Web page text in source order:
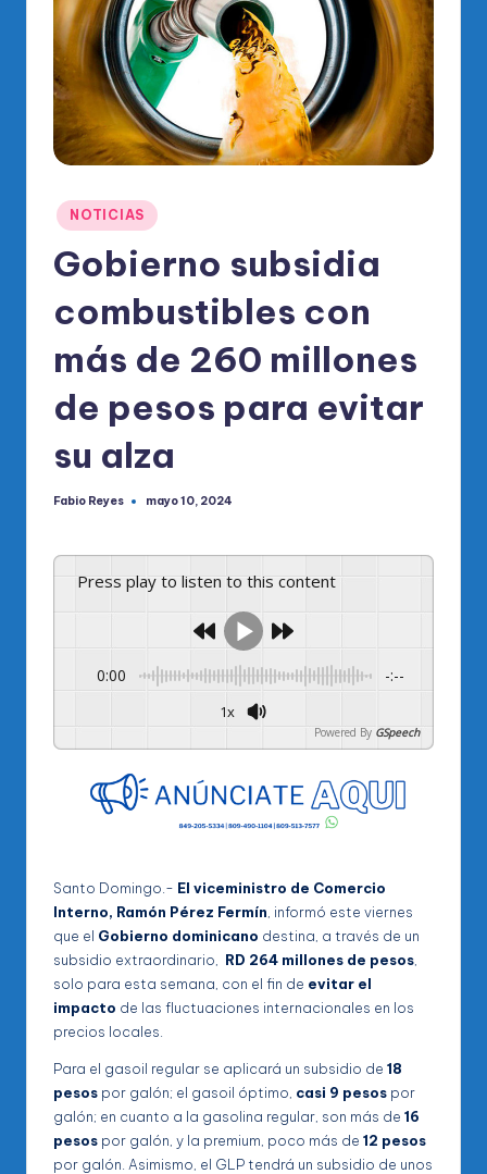
di
o
O
ci
al
el
Publicado
en
NOTICIAS
Gobierno subsidia
combustibles con
más de 260 millones
de pesos para evitar
su alza
Publicado
Fabio Reyes mayo 10, 2024
Press play to listen to this content
0:00 -:--
1x
Powered By GSpeech
Santo Domingo.- El viceministro de Comercio
Interno, Ramón Pérez Fermín , informó este viernes
que el Gobierno dominicano destina, a través de un
subsidio extraordinario, RD 264 millones de pesos
solo para esta semana, con el fin de evitar el
impacto de las fluctuaciones internacionales en los
precios locales.
Para el gasoil regular se aplicará un subsidio de 18
pesos por galón; el gasoil óptimo, casi 9 pesos por
galón; en cuanto a la gasolina regular, son más de 16
pesos por galón, y la premium, poco más de 12 pesos
por galón. Asimismo, el GLP tendrá un subsidio de unos